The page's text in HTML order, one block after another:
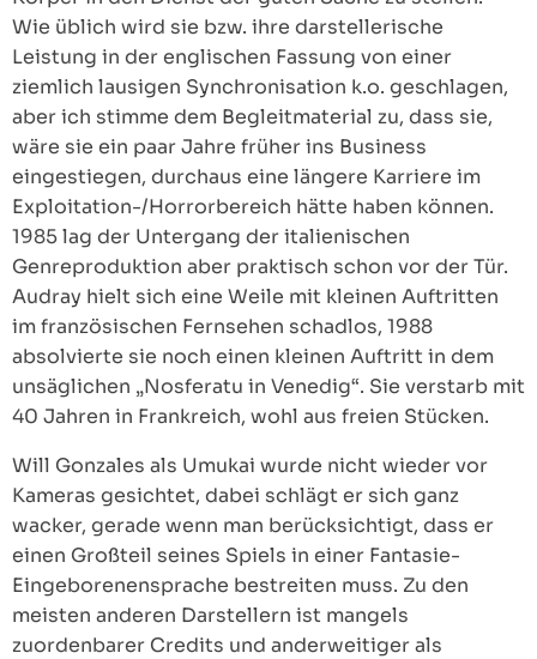
Wie üblich wird sie bzw. ihre darstellerische
Leistung in der englischen Fassung von einer
ziemlich lausigen Synchronisation k.o. geschlagen,
aber ich stimme dem Begleitmaterial zu, dass sie,
wäre sie ein paar Jahre früher ins Business
eingestiegen, durchaus eine längere Karriere im
Exploitation-/Horrorbereich hätte haben können.
1985 lag der Untergang der italienischen
Genreproduktion aber praktisch schon vor der Tür.
Audray hielt sich eine Weile mit kleinen Auftritten
im französischen Fernsehen schadlos, 1988
absolvierte sie noch einen kleinen Auftritt in dem
unsäglichen „Nosferatu in Venedig“. Sie verstarb mit
40 Jahren in Frankreich, wohl aus freien Stücken.
Will Gonzales als Umukai wurde nicht wieder vor
Kameras gesichtet, dabei schlägt er sich ganz
wacker, gerade wenn man berücksichtigt, dass er
einen Großteil seines Spiels in einer Fantasie-
Eingeborenensprache bestreiten muss. Zu den
meisten anderen Darstellern ist mangels
zuordenbarer Credits und anderweitiger als